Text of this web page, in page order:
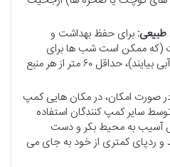
طبیعی: برای حفظ بهداشت و
(که ممکن است شب ها برای
یافتن آب به اطراف منابع آبی بیایند)، حداقل ۶۰ متر از هر منبع
صورت امکان، در مکان هایی کمپ
سایر کمپ کنندگان استفاده
آسیب به محیط بکر و دست
ردپای کمتری از خود به جای می